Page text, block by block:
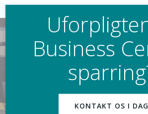
Business
KONTAKT OS I DAG